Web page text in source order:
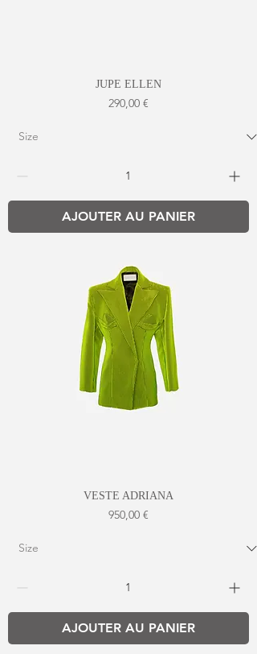
JUPE ELLEN
Prix
290,00 €
AJOUTER AU PANIER
VESTE ADRIANA
Prix
950,00 €
AJOUTER AU PANIER